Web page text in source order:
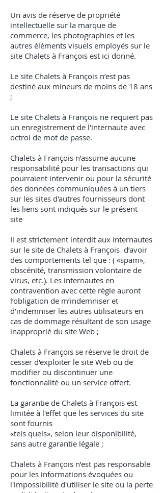
Un avis de réserve de propriété
intellectuelle sur la marque de
commerce, les photographies et les
autres éléments visuels employés sur le
site Chalets à François est ici donné.
Le site Chalets à François n’est pas
destiné aux mineurs de moins de 18 ans
;
Le site Chalets à François ne requiert pas
un enregistrement de l'internaute avec
octroi de mot de passe.
Chalets à François n’assume aucune
responsabilité pour les transactions qui
pourraient intervenir ou pour la sécurité
des données communiquées à un tiers
sur les sites d'autres fournisseurs dont
les liens sont indiqués sur le présent
site
Il est strictement interdit aux internautes
sur le site de Chalets à François d’avoir
des comportements tel que : ( «spam»,
obscénité, transmission volontaire de
virus, etc.). Les internautes en
contravention avec cette règle auront
l’obligation de m’indemniser et
d’indemniser les autres utilisateurs en
cas de dommage résultant de son usage
inapproprié du site Web ;
Chalets à François se réserve le droit de
cesser d'exploiter le site Web ou de
modifier ou discontinuer une
fonctionnalité ou un service offert.
La garantie de Chalets à François est
limitée à l'effet que les services du site
sont fournis
«tels quels», selon leur disponibilité,
sans autre garantie légale ;
Chalets à François n’est pas responsable
pour les informations évoquées ou
l'impossibilité d'utiliser le site ou la perte